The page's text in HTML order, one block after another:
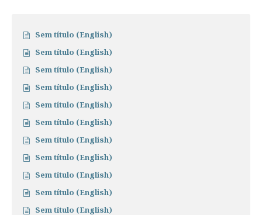
Sem título (English)
Sem título (English)
Sem título (English)
Sem título (English)
Sem título (English)
Sem título (English)
Sem título (English)
Sem título (English)
Sem título (English)
Sem título (English)
Sem título (English)